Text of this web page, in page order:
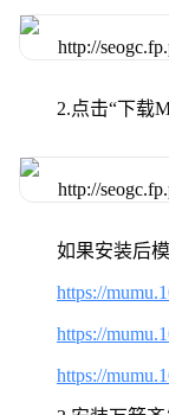
2.点击“下载
如果安装后
https://
https://
https://